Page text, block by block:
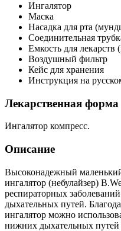
Ингалятор
Маска
Насадка для рта
Соединительная
Емкость для лекарств
Воздушный фильтр
Кейс для хранения
Инструкция на
Лекарственная форма
Ингалятор компресс.
Описание
Высоконадежный
ингалятор (небулайзер)
респираторных
дыхательных путей.
ингалятор можно
нижних дыхательных путей